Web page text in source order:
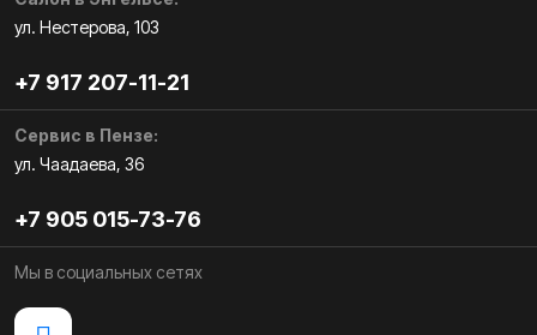
ул. Нестерова, 103
+7 917 207-11-21
Сервис в Пензе:
ул. Чаадаева, 36
+7 905 015-73-76
Мы в социальных сетях